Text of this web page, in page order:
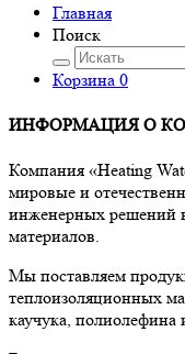
Главная
Поиск
Корзина 0
ИНФОРМАЦИЯ О
Компания «Heating
мировые и
инженерных решений
материалов.
Мы поставляем
теплоизоляционных
каучука,